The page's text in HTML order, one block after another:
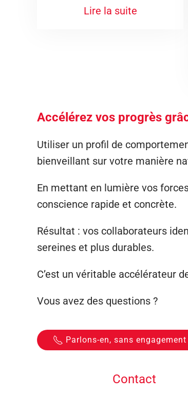
Lire la suite
Accélérez vos progrès
Utiliser un profil de
bienveillant sur votre manière
En mettant en lumière vos
conscience rapide et concrète.
Résultat : vos collaborateurs
sereines et plus durables.
C’est un véritable accélérateur
Vous avez des questions ?
Parlons-en, sans engagement
Contact